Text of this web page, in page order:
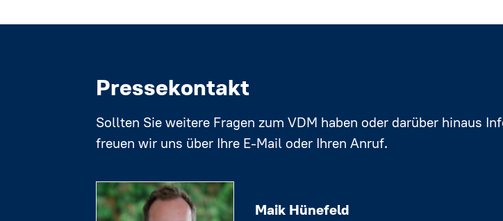
Pressekontakt
Sollten Sie weitere Fragen zum VDM haben oder darüber hinaus
freuen wir uns über Ihre E-Mail oder Ihren Anruf.
Maik Hünefeld